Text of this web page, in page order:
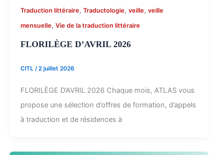
Traduction littéraire, Traductologie, veille, veille
mensuelle, Vie de la traduction littéraire
FLORILÈGE D’AVRIL 2026
CITL /2 juillet 2026
FLORILÈGE D’AVRIL 2026 Chaque mois, ATLAS vous
propose une sélection d’offres de formation, d’appels
à traduction et de résidences à